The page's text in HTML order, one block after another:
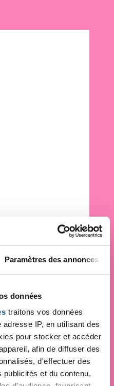
Paramètres des annonces
données
traitons vos données
IP, en utilisant des
pour stocker et accéder
afin de diffuser des
d'effectuer des
et du contenu,